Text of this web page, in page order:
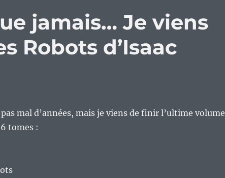
jamais… Je viens
Robots d’Isaac
pas mal d’années, mais je viens de finir l’ultime volume
tomes :